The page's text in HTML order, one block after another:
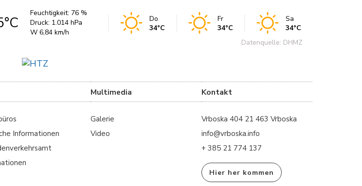
Feuchtigkeit: 76 %
Druck: 1.014 hPa
W 6,84 km/h
Do
34°C
Fr
34°C
Sa
34°C
Datenquelle: DHMZ
Informationen
Multimedia
Galerie
Video
Kontakt
Vrboska 404 21 463 Vrboska
info@vrboska.info
+ 385 21 774 137
Hier her kommen